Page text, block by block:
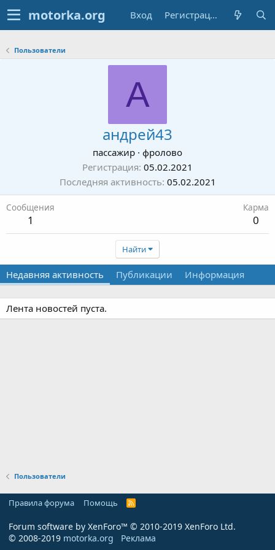
Вход Регистрация
Пользователи
А
андрей43
пассажир · фролово
Регистрация 05.02.2021
Последняя активность 05.02.2021
Сообщения
1
Карма
0
Найти
Недавняя активность Публикации Информация
Лента новостей пуста.
Пользователи
Правила форума Помощь
R
Forum software by XenForo™ © 2010-2019 XenForo Ltd.
© 2008-2019 motorka.org Реклама